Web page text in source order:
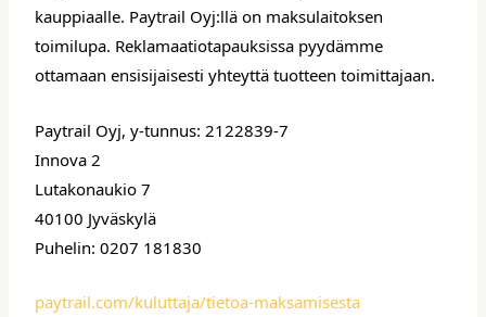
kauppiaalle. Paytrail Oyj:llä on maksulaitoksen
toimilupa. Reklamaatiotapauksissa pyydämme
ottamaan ensisijaisesti yhteyttä tuotteen toimittajaan.
Paytrail Oyj, y-tunnus: 2122839-7
Innova 2
Lutakonaukio 7
40100 Jyväskylä
Puhelin: 0207 181830
paytrail.com/kuluttaja/tietoa-maksamisesta